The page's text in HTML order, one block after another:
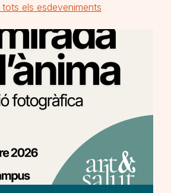
tots els esdeveniments